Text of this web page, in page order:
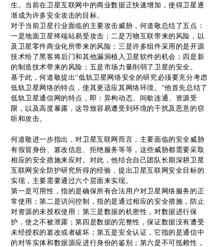
生。当前在卫星互联网中的商业数据正快速增加，使得卫星逐
渐成为许多安全攻击的目标。
对于当前卫星行业面临的主要攻击威胁，何道敬总结了五点：
一是地面卫星终端站易受攻击；二是万物互联带来的风险，以
及卫星零件商业化所带来的风险；三是许多组件采用的是开源
技术给了黑客将后门和其他漏洞植入卫星软件的机会；四是新
的制造技术带来的风险；五是市场力量削弱了卫星的安全。
基于此，何道敬提出“低轨卫星网络安全的研究必须要充分考虑
低轨卫星网络的特点，使其更适应其网络环境。”他首先总结了
低轨卫星通信网的特点，即：异构动态、间歇连通、资源受
限，以及高度暴露，这导致容易遭受到环境的干扰及恶意的窃
听和攻击。
何道敬进一步指出，对卫星互联网而言，主要面临的安全威胁
有假冒身份、篡改信息、拒绝服务等等，这些威胁都需要采取
相应的安全措施来应对。对此，他结合自己团队长期深耕卫星
互联网安全防护研究所得的经验，提出卫星互联网安全目标的
实现，主要需要通过六个层面来实现。
第一是可用性，指的是确保所有合法用户对卫星网络服务的正
常使用；第二是访问控制，指的是通过相应的安全措施，防止
对资源的未授权使用；第三是数据的机密性，对数据进行保
护，使之不被泄露；第四是数据的完整性，保证数据没有遭受
未经授权的篡改或者破坏；第五是安全认证，它指的是通信中
的对等实体和数据源应进行身份的鉴别；第六是不可抵赖性，